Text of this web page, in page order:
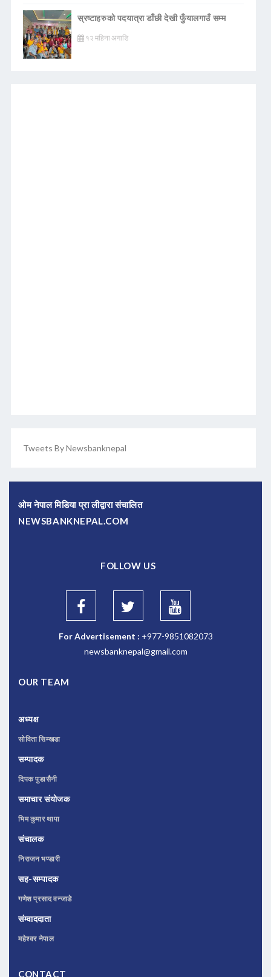
स्रष्टाहरुको पदयात्रा डाँछी देखी फुँयालगाउँ सम्म
१२ महिना अगाडि
Tweets By Newsbanknepal
ओम नेपाल मिडिया प्रा लीद्वारा संचालित
NEWSBANKNEPAL.COM
FOLLOW US
For Advertisement : +977-9851082073
newsbanknepal@gmail.com
OUR TEAM
अध्यक्ष
सोविता सिम्खडा
सम्पादक
दिपक पुडासैनी
समाचार संयोजक
भिम कुमार थापा
संचालक
निराजन भण्डारी
सह-सम्पादक
गणेश प्रसाद वन्जाडे
संम्वाददाता
महेश्वर नेपाल
CONTACT